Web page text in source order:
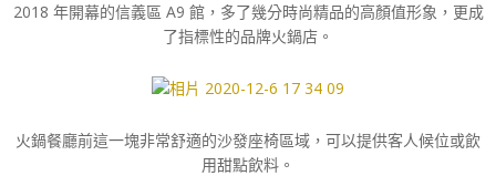
2018 年開幕的信義區 A9 館，多了幾分時尚精品的高顏值形象，更成
了指標性的品牌火鍋店。
火鍋餐廳前這一塊非常舒適的沙發座椅區域，可以提供客人候位或飲
用甜點飲料。